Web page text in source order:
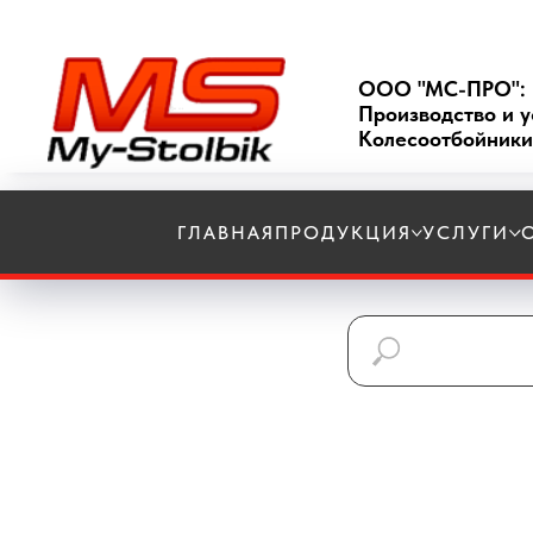
ООО "МС-ПРО":
Производство и
ГЛАВНАЯ ПРОДУКЦИЯ УСЛУГИ